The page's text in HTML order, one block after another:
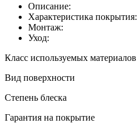
Описание:
Характеристика покрытия:
Монтаж:
Уход:
Класс используемых материалов
Вид поверхности
Степень блеска
Гарантия на покрытие